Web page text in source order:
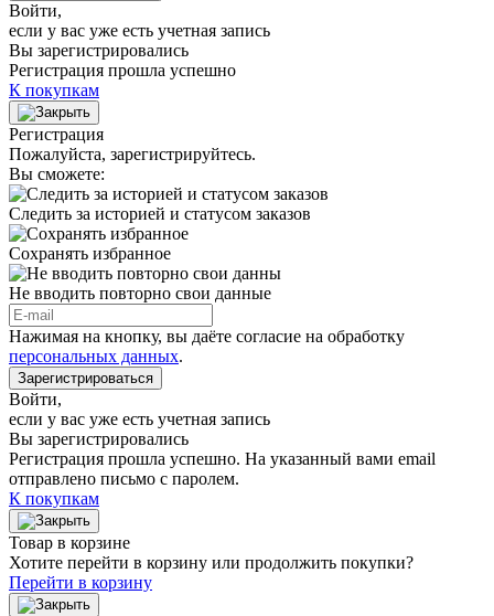
Войти,
если у вас уже есть учетная запись
Вы зарегистрировались
Регистрация прошла успешно
К покупкам
Регистрация
Пожалуйста, зарегистрируйтесь.
Вы сможете:
Следить за историей и статусом заказов
Сохранять избранное
Не вводить повторно свои данные
Нажимая на кнопку, вы даёте согласие на обработку
персональных данных.
Зарегистрироваться
Войти,
если у вас уже есть учетная запись
Вы зарегистрировались
Регистрация прошла успешно. На указанный вами email
отправлено письмо с паролем.
К покупкам
Товар в корзине
Хотите перейти в корзину или продолжить покупки?
Перейти в корзину